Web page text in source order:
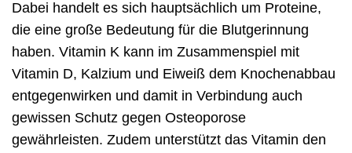
Dabei handelt es sich hauptsächlich um Proteine,
die eine große Bedeutung für die Blutgerinnung
haben. Vitamin K kann im Zusammenspiel mit
Vitamin D, Kalzium und Eiweiß dem Knochenabbau
entgegenwirken und damit in Verbindung auch
gewissen Schutz gegen Osteoporose
gewährleisten. Zudem unterstützt das Vitamin den